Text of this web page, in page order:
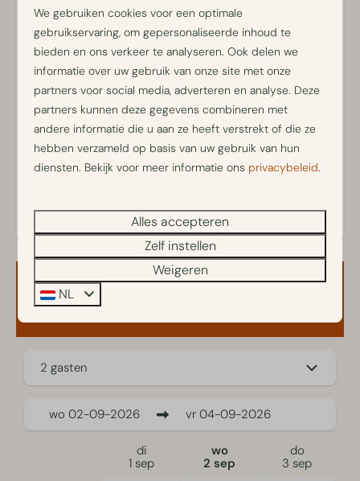
cm breed)
Een kinderbed kan worden geplaatst in de slaapkamer
Huisdieren toegestaan, maximaal 2
De houtgestookte hottub heeft een opwarmtijd van 3
tot 4 uur; het hout ligt bij aankomst klaar
Jouw aanwezigheid is vereist bij het aansteken van de
hottub; instructies staan in de Berkenrhode-app
De hottub kan op de dag van vertrek niet worden
gebruikt
Let op: de hottub heeft geen bubbelfunctie
De tuinindeling, woninginrichting en kleurstelling kunnen
afwijken van de afbeeldingen op de website; het
comfort- en luxeniveau is gelijkwaardig
Recreatief verblijf; niet bedoeld als vaste woon- of
verblijfplaats
verblijven voor vakantie, ontspanning of toeristische
doeleinden. Werkgerelateerde verblijven, zoals zakelijke
reizen, tijdelijke huisvesting voor werknemers of verblijf in
verband met werkactiviteiten, zijn niet toegestaan. Bij het
maken van een reservering gaat u akkoord met deze
voorwaarde. Indien blijkt dat het verblijf toch een
werkgerelateerd karakter heeft, behouden wij ons het
recht voor om de reservering te annuleren.
Energielabel:
Beschikbaarheid en prijs
2 gasten
wo 02-09-2026 vr 04-09-2026
di
1 sep
wo
2 sep
do
3 sep
We gebruiken cookies voor een optimale
gebruikservaring, om gepersonaliseerde inhoud te
bieden en ons verkeer te analyseren. Ook delen we
informatie over uw gebruik van onze site met onze
partners voor social media, adverteren en analyse. Deze
partners kunnen deze gegevens combineren met
andere informatie die u aan ze heeft verstrekt of die ze
hebben verzameld op basis van uw gebruik van hun
diensten. Bekijk voor meer informatie ons privacybeleid.
Alles accepteren
Zelf instellen
Weigeren
NL